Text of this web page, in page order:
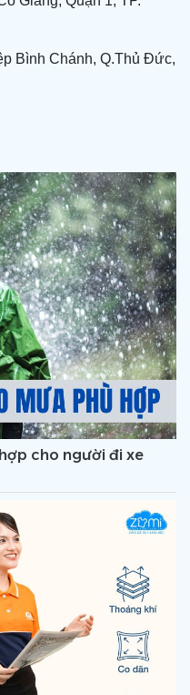
cho người đi xe
Chánh, Q.Thủ Đức,